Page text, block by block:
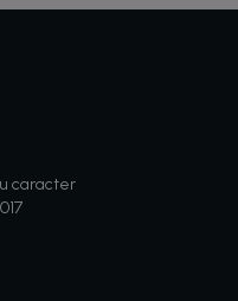
caracter